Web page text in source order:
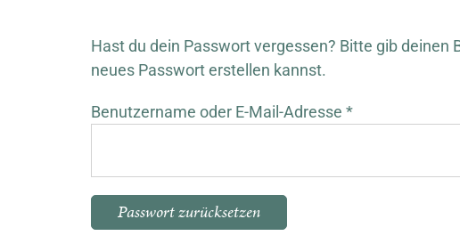
Hast du dein Passwort vergessen? Bitte gib deinen
neues Passwort erstellen kannst.
Benutzername oder E-Mail-Adresse *Erforderlich
Passwort zurücksetzen